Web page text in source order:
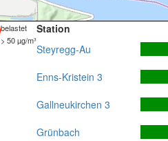
belastet
> 50 µg/m³
Station
Steyregg-Au
Enns-Kristein 3
Gallneukirchen 3
Grünbach